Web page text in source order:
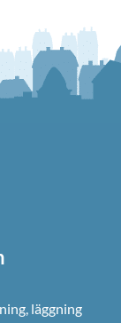
läggning